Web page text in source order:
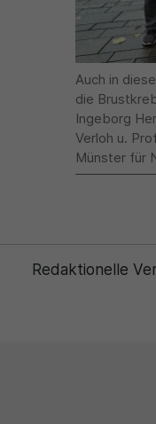
Auch in
die
Ingeborg
Verloh u.
Münster für
Redaktionelle